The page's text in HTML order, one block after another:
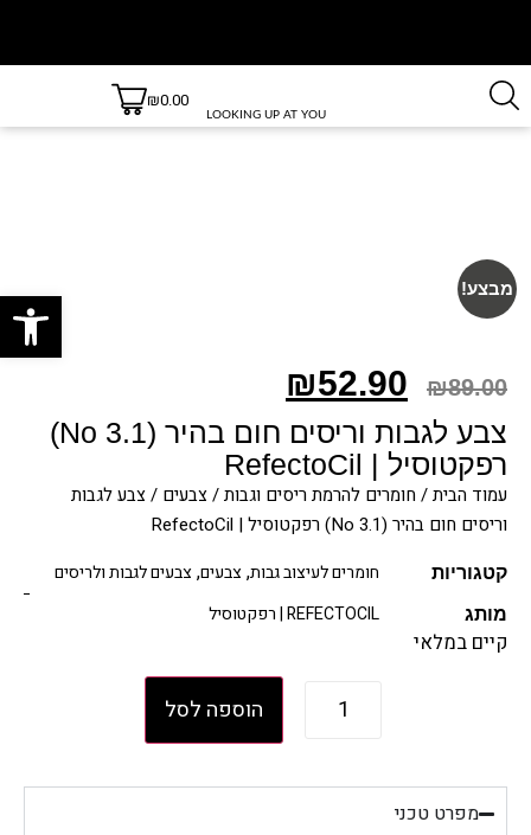
בקנייה
עסקים
לחץ כאן
LOOKING UP AT YOU
₪0.00
מבצע!
₪89.00
₪52.90
צבע לגבות וריסים חום בהיר (3.1 No)
רפקטוסיל | RefectoCil
עמוד הבית/ חומרים להרמת ריסים וגבות/צבעים / צבע לגבות
וריסים חום בהיר (3.1 No) רפקטוסיל | RefectoCil
קטגוריות חומרים לעיצוב גבות,צבעים,צבעים לגבות ולריסים
מותג REFECTOCIL | רפקטוסיל
קיים במלאי
הוספה לסל
מפרט טכני
פתח